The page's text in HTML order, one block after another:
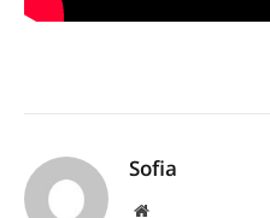
Sofia
Website